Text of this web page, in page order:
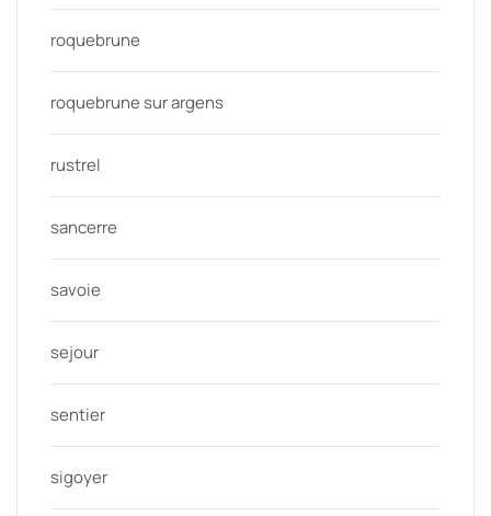
roquebrune
roquebrune sur argens
rustrel
sancerre
savoie
sejour
sentier
sigoyer